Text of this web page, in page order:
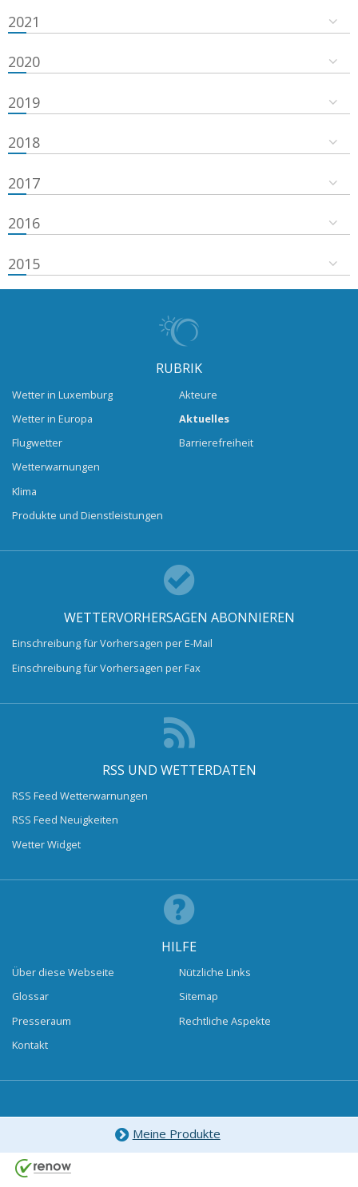
2021
2020
2019
2018
2017
2016
2015
RUBRIK
Wetter in Luxemburg
Wetter in Europa
Flugwetter
Wetterwarnungen
Klima
Produkte und Dienstleistungen
Akteure
Aktuelles
Barrierefreiheit
WETTERVORHERSAGEN ABONNIEREN
Einschreibung für Vorhersagen per E-Mail
Einschreibung für Vorhersagen per Fax
RSS UND WETTERDATEN
RSS Feed Wetterwarnungen
RSS Feed Neuigkeiten
Wetter Widget
HILFE
Über diese Webseite
Glossar
Presseraum
Kontakt
Nützliche Links
Sitemap
Rechtliche Aspekte
Meine Produkte